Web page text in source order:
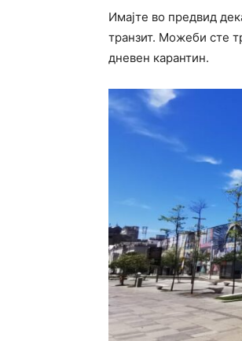
Имајте во предвид
транзит. Можеби сте
дневен карантин.